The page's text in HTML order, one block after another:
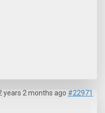
years 2 months ago #22971